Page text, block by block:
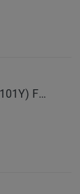
CONTINENTAL Автошина 265/40 ZR21 (101Y) FR SportContact 7 MGT лето